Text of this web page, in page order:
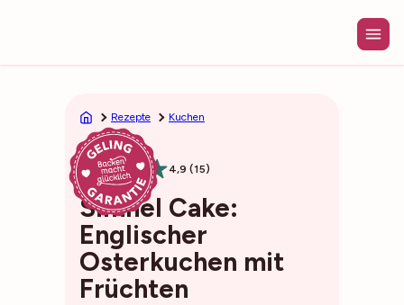
Rezepte Kuchen
2h30min 4,9 (15)
Simnel Cake:
Englischer
Osterkuchen mit
Früchten